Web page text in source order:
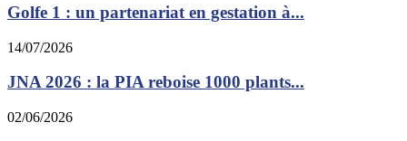
Golfe 1 : un partenariat en gestation à...
14/07/2026
JNA 2026 : la PIA reboise 1000 plants...
02/06/2026